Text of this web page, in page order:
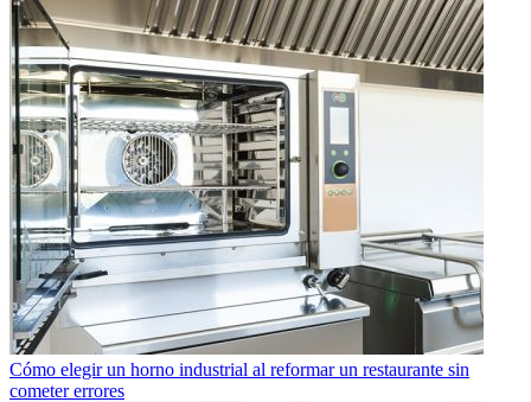
Cómo elegir un horno industrial al reformar un restaurante sin
cometer errores